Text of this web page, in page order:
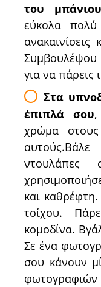
του μπάνιου
εύκολα
Συμβουλέψου
για να πάρεις
Στα
έπιπλά σου,
χρώμα
και
τοίχου.
κομοδίνα.
Σε ένα
σου κάνουν
φωτογραφιών